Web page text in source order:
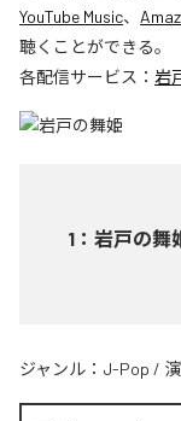
YouTube Music、
聴くことができる。
各配信サービス： 岩
1 ： 岩戸の舞
ジャンル： J-Pop /